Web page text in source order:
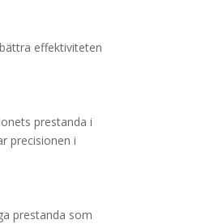
effektiviteten
prestanda i
precisionen i
prestanda som